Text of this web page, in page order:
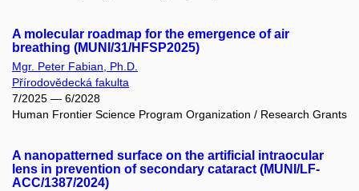
A molecular roadmap for the emergence of air
breathing (MUNI/31/HFSP2025)
Mgr. Peter Fabian, Ph.D.
Přírodovědecká fakulta
7/2025 — 6/2028
Human Frontier Science Program Organization / Research Grants
A nanopatterned surface on the artificial intraocular
lens in prevention of secondary cataract (MUNI/LF-
ACC/1387/2024)